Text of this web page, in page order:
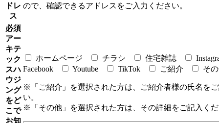
ドレ
ス
ので、確認できるアドレスをご入力ください。
必須
アー
キテ
ック
スハ
ウジ
ング
をど
こで
お知
ホームページ チラシ 住宅雑誌
Facebook
Youtube TikTok ご紹介 そ
※「ご紹介」を選択された方は、ご紹介者様の氏名を
い。
※「その他」を選択された方は、その詳細をご記入く